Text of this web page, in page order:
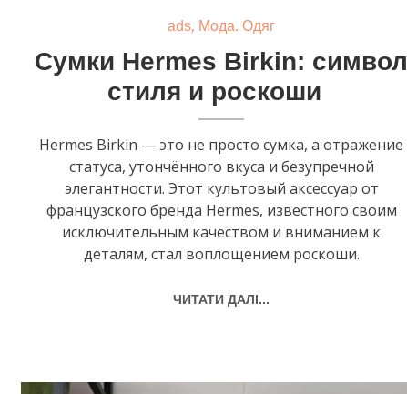
ads, Мода. Одяг
Сумки Hermes Birkin: символ
стиля и роскоши
Hermes Birkin — это не просто сумка, а отражение
статуса, утончённого вкуса и безупречной
элегантности. Этот культовый аксессуар от
французского бренда Hermes, известного своим
исключительным качеством и вниманием к
деталям, стал воплощением роскоши.
ЧИТАТИ ДАЛІ...